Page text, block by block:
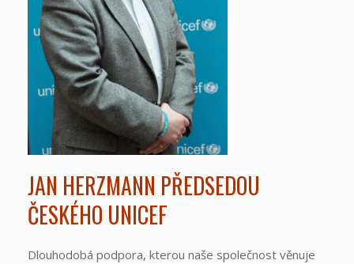
JAN HERZMANN PŘEDSEDOU
ČESKÉHO UNICEF
Dlouhodobá podpora, kterou naše společnost věnuje